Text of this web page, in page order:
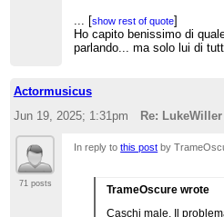
non-admin si
list? Ad
"Ucraina", per
alla guerra in
"Genocidio a
dopo tutto, su
it.wiki, e molti la
noi, eh? Uno "
condivisione",
wikilove? Se lo
scusa, credi che non
che ne so, che le
scalcagnato e residuo
fasciowikipediani, che
seguito deflaggato),
[show rest of quote]
Ho capito benissimo di
parlando... ma solo lui di
Actormusicus
Jun 19, 2025; 1:31pm
Re: LukeWiller
71 posts
In reply tothis post by
TrameOscure wrote
Caschi male. Il